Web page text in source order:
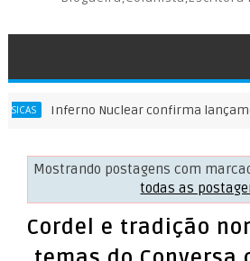
Nuclear confirma lançamento de
Mostrando postagens com
todas as
Cordel e tradição